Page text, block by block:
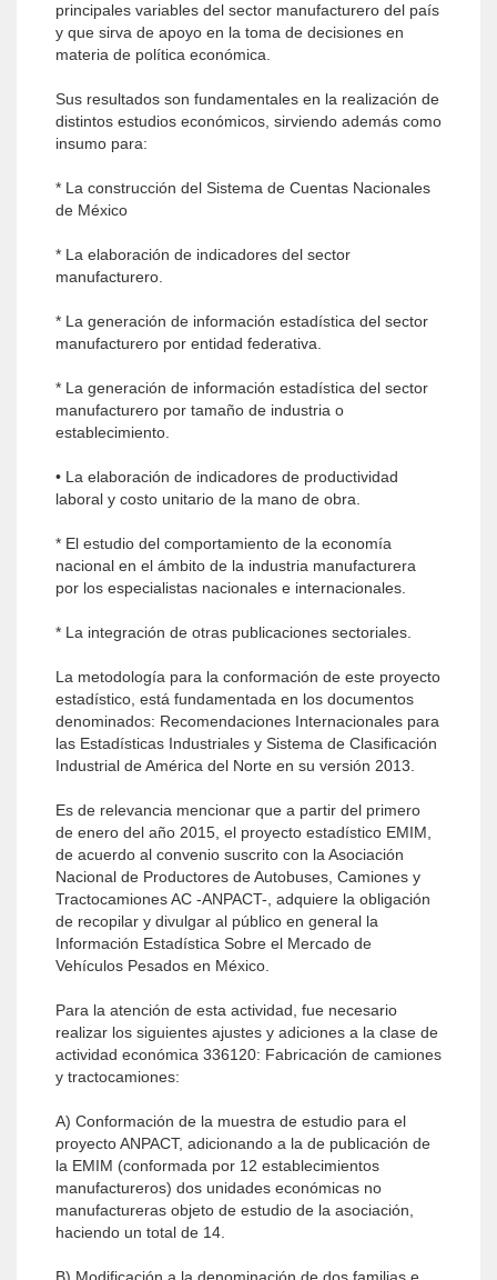
principales variables del sector manufacturero del país
y que sirva de apoyo en la toma de decisiones en
materia de política económica.
Sus resultados son fundamentales en la realización de
distintos estudios económicos, sirviendo además como
insumo para:
* La construcción del Sistema de Cuentas Nacionales
de México
* La elaboración de indicadores del sector
manufacturero.
* La generación de información estadística del sector
manufacturero por entidad federativa.
* La generación de información estadística del sector
manufacturero por tamaño de industria o
establecimiento.
• La elaboración de indicadores de productividad
laboral y costo unitario de la mano de obra.
* El estudio del comportamiento de la economía
nacional en el ámbito de la industria manufacturera
por los especialistas nacionales e internacionales.
* La integración de otras publicaciones sectoriales.
La metodología para la conformación de este proyecto
estadístico, está fundamentada en los documentos
denominados: Recomendaciones Internacionales para
las Estadísticas Industriales y Sistema de Clasificación
Industrial de América del Norte en su versión 2013.
Es de relevancia mencionar que a partir del primero
de enero del año 2015, el proyecto estadístico EMIM,
de acuerdo al convenio suscrito con la Asociación
Nacional de Productores de Autobuses, Camiones y
Tractocamiones AC -ANPACT-, adquiere la obligación
de recopilar y divulgar al público en general la
Información Estadística Sobre el Mercado de
Vehículos Pesados en México.
Para la atención de esta actividad, fue necesario
realizar los siguientes ajustes y adiciones a la clase de
actividad económica 336120: Fabricación de camiones
y tractocamiones:
A) Conformación de la muestra de estudio para el
proyecto ANPACT, adicionando a la de publicación de
la EMIM (conformada por 12 establecimientos
manufactureros) dos unidades económicas no
manufactureras objeto de estudio de la asociación,
haciendo un total de 14.